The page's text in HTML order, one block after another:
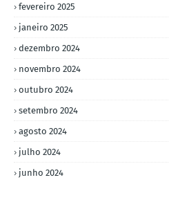
fevereiro 2025
janeiro 2025
dezembro 2024
novembro 2024
outubro 2024
setembro 2024
agosto 2024
julho 2024
junho 2024